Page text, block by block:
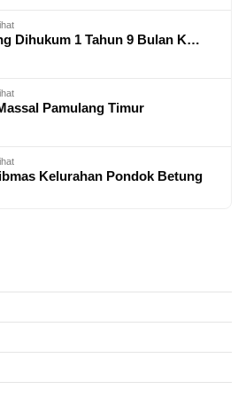
Dihukum 1 Tahun 9 Bulan K…
Pamulang Timur
Kelurahan Pondok Betung